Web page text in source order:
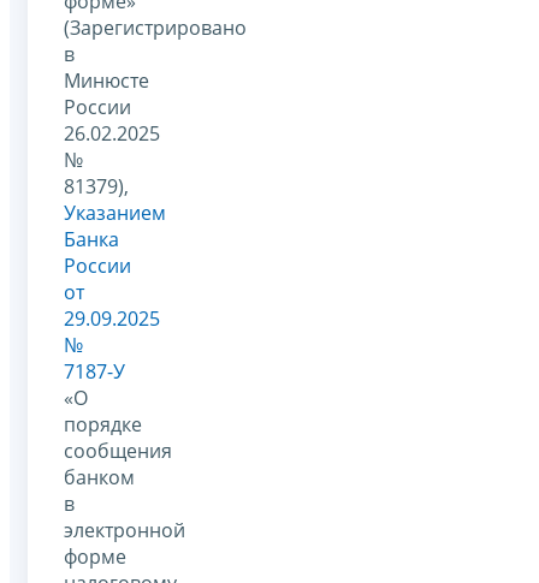
(Зарегистрировано
в
Минюсте
России
26.02.2025
№
81379),
Указанием
Банка
России
от
29.09.2025
№
7187-У
«О
порядке
сообщения
банком
в
электронной
форме